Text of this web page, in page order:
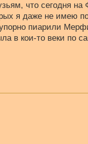
что сегодня на
я даже не имею
пиарили
в кои-то веки по